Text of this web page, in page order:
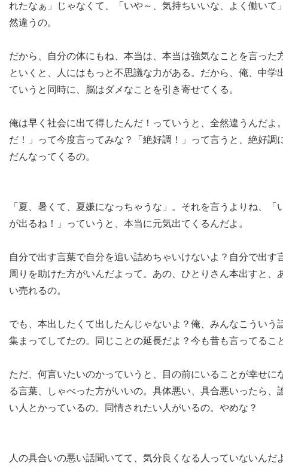
れたなぁ」じゃなくて、「いや～、気持ちいいな、よく働いて
然違うの。
だから、自分の体にもね、本当は、本当は強気なことを言った
といくと、人にはもっと不思議な力がある。だから、俺、中学
ていうと同時に、脳はダメなことを引き寄せてくる。
俺は早く社会に出て得したんだ！っていうと、全然違うんだよ
だ！」って今度言ってみな？「絶好調！」って言うと、絶好調
だんなってくるの。
「夏、暑くて、夏嫌になっちゃうな」。それを言うよりね、「
が出るね！」っていうと、本当に元気出てくるんだよ。
自分で出す言葉で自分を追い詰めちゃいけないよ？自分で出す
周りを助けた方がいんだよって。あの、ひとりさん本出すと、
い売れるの。
でも、本出したくて出したんじゃないよ？俺、みんなこういう
集まってしてたの。同じことの延長だよ？今も昔も言ってるこ
ただ、何言いたいのかっていうと、目の前にいることが幸せに
る言葉、しゃべった方がいいの。具体悪い、具合悪いったら、
い人とかっているの。同情されたい人がいるの。やめな？
人の具合いの悪い話聞いてて、気分良くなる人っていないんだ